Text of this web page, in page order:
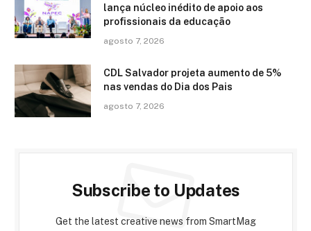
lança núcleo inédito de apoio aos
profissionais da educação
agosto 7, 2026
CDL Salvador projeta aumento de 5%
nas vendas do Dia dos Pais
agosto 7, 2026
Subscribe to Updates
Get the latest creative news from SmartMag